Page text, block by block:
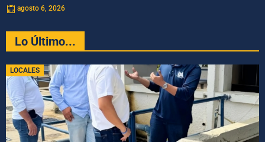
agosto 6, 2026
Lo Último...
LOCALES